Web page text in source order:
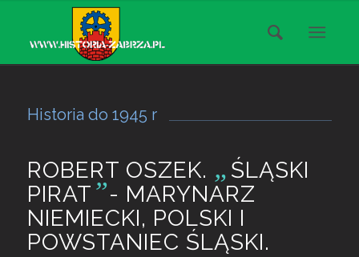
Historia do 1945 r
ROBERT OSZEK. „ ŚLĄSKI
PIRAT ”- MARYNARZ
NIEMIECKI, POLSKI I
POWSTANIEC ŚLĄSKI.